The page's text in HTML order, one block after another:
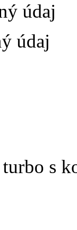
údaj
údaj
s